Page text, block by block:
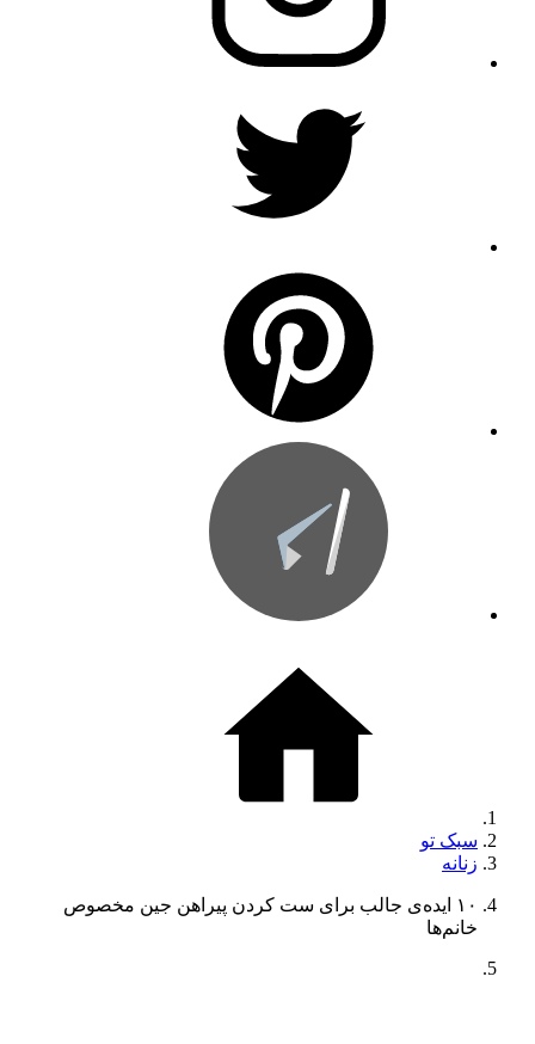
سبک تو
زنانه
۱۰ ایده‌ی جالب برای ست کردن پیراهن جین مخصوص
خانم‌ها